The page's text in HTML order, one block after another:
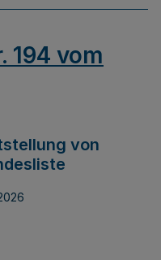
194 vom
von